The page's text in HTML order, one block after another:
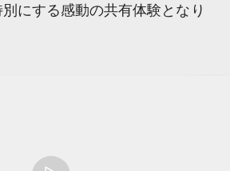
にする感動の共有体験となり